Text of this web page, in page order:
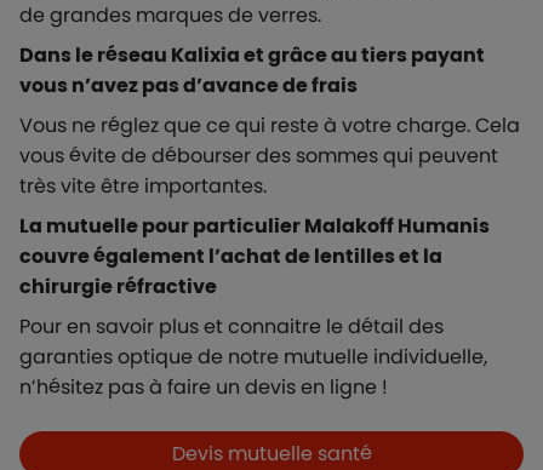
de grandes marques de verres.
Dans le réseau Kalixia et grâce au tiers payant
vous n’avez pas d’avance de frais
Vous ne réglez que ce qui reste à votre charge. Cela
vous évite de débourser des sommes qui peuvent
très vite être importantes.
La mutuelle pour particulier Malakoff Humanis
couvre également l’achat de lentilles et la
chirurgie réfractive
Pour en savoir plus et connaitre le détail des
garanties optique de notre mutuelle individuelle,
n’hésitez pas à faire un devis en ligne !
Boutons et liensDevis mutuelle santé